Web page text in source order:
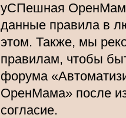
уСПешная
данные правила в
этом. Также, мы
правилам, чтобы
форума
ОренМама» после
согласие.